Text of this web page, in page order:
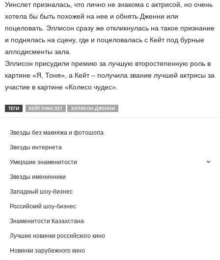
Уинслет призналась, что лично не знакома с актрисой, но очень
хотела бы быть похожей на нее и обнять Дженни или
поцеловать. Эллисон сразу же откликнулась на такое признание
и поднялась на сцену, где и поцеловалась с Кейт под бурные
аплодисменты зала.
Эллисон присудили премию за лучшую второстепенную роль в
картине «Я, Тоня», а Кейт – получила звание лучшей актрисы за
участие в картине «Колесо чудес».
ТЕГИ КЕЙТ УИНСЛЕТ ЭЛЛИСОН ДЖЕННИ
Звезды без макияжа и фотошопа
Звезды интернета
Умершие знаменитости
Звезды именинники
Западный шоу-бизнес
Российский шоу-бизнес
Знаменитости Казахстана
Лучшие новинки российского кино
Новинки зарубежного кино